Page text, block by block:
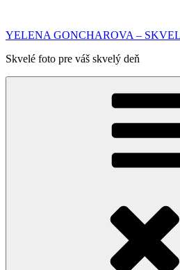
obsah
YELENA GONCHAROVA –
Skvelé foto pre váš skvelý deň